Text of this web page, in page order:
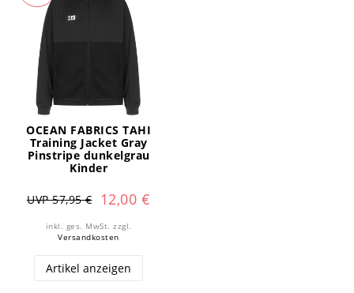
OCEAN FABRICS TAHI
Training Jacket Gray
Pinstripe dunkelgrau
Kinder
UVP 57,95 € 12,00 €
inkl. ges. MwSt. zzgl.
Versandkosten
Artikel anzeigen